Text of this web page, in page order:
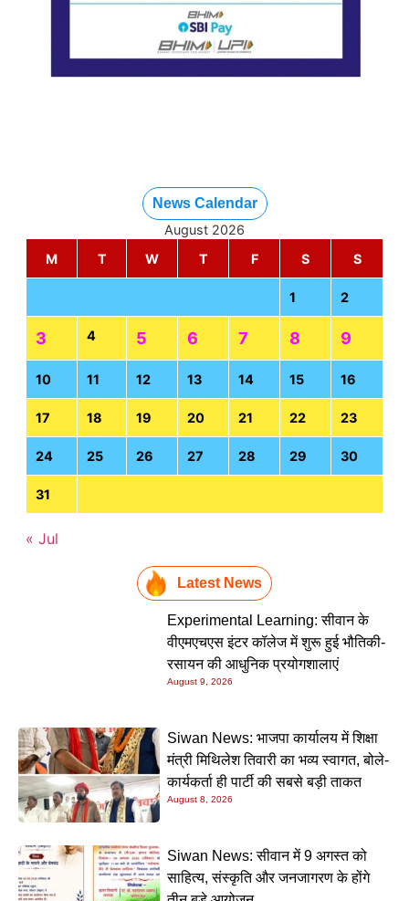
News Calendar
August 2026
M
T W T F S S
1 2
3 4 5 6 7 8 9
10 11 12 13 14 15 16
17 18 19 20 21 22 23
24 25 26 27 28 29 30
31
« Jul
Latest News
Experimental Learning: सीवान के
वीएमएचएस इंटर कॉलेज में शुरू हुई भौतिकी-
रसायन की आधुनिक प्रयोगशालाएं
August 9, 2026
Siwan News: भाजपा कार्यालय में शिक्षा
मंत्री मिथिलेश तिवारी का भव्य स्वागत, बोले-
कार्यकर्ता ही पार्टी की सबसे बड़ी ताकत
August 8, 2026
Siwan News: सीवान में 9 अगस्त को
साहित्य, संस्कृति और जनजागरण के होंगे